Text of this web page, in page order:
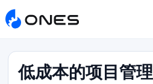
低成本的项目管